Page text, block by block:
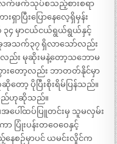
က်ဖက်သုပ်စသည့်စားစရာ
ပြီးပြောနေလေ့ရှိမှန်း
၃၄ မှာငယ်ငယ်ရွယ်ရွယ်နှင့်
အသက်၃၇ ရှိလာသော်လည်း
း မုဆိုးမနဲ့တော့သဘောမ
သွားတော့လည်း ဘာတတ်နိုင်မှာ
ော့ ပိုပြီးစိုးရိမ်ပြန်သည်။
ည်ဟုဆိုသည်။
အပေါ်ထပ်ပြူတင်းမှ သူမလှမ်း
ပြုံးပန်းတဝေဝေနှင့်
ေစဉ်မှာပင် ယမင်းလှိုင်က